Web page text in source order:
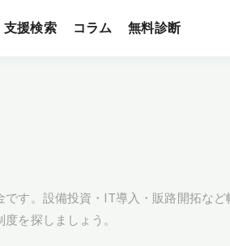
支援検索 コラム 無料診断
す。設備投資・IT導入・販路開拓な
を探しましょう。